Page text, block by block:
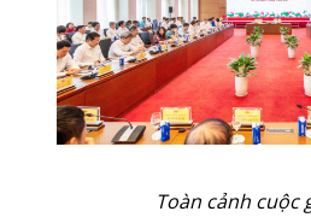
Toàn cảnh cuộc